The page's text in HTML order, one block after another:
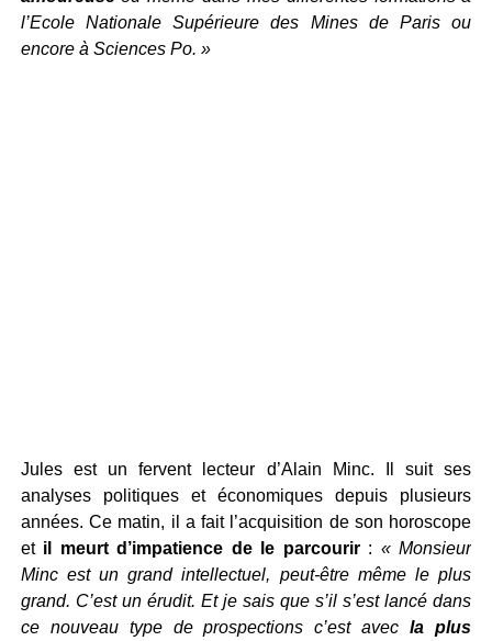
l’Ecole Nationale Supérieure des Mines de Paris ou
encore à Sciences Po. »
Jules est un fervent lecteur d’Alain Minc. Il suit ses
analyses politiques et économiques depuis plusieurs
années. Ce matin, il a fait l’acquisition de son horoscope
etil meurt d’impatience de le parcourir: « Monsieur
Minc est un grand intellectuel, peut-être même le plus
grand. C’est un érudit. Et je sais que s’il s’est lancé dans
ce nouveau type de prospections c’est avecla plus